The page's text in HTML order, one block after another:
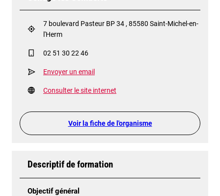
7 boulevard Pasteur BP 34 , 85580 Saint-Michel-en-
l'Herm
02 51 30 22 46
Envoyer un email
Consulter le site internet
Voir la fiche de l'organisme
Descriptif de formation
Objectif général